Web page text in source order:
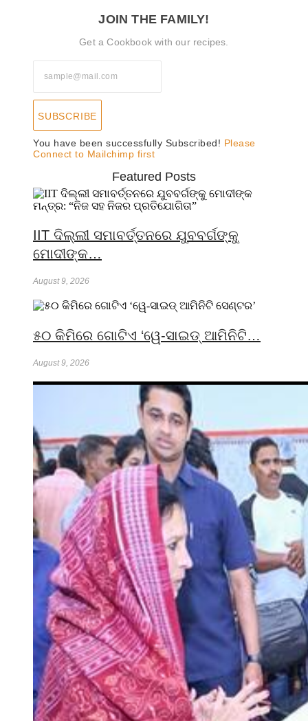
JOIN THE FAMILY!
Get a Cookbook with our recipes.
SUBSCRIBE
You have been successfully Subscribed! Please
Connect to Mailchimp first
Featured Posts
IIT ଦିଲ୍ଲୀ ସମାବର୍ତ୍ତନରେ ଯୁବବର୍ଗଙ୍କୁ
ମୋଦୀଙ୍କ…
August 9, 2026
୫୦ କିମିରେ ଗୋଟିଏ ‘ୱେ-ସାଇଡ୍ ଆମିନିଟି…
August 9, 2026